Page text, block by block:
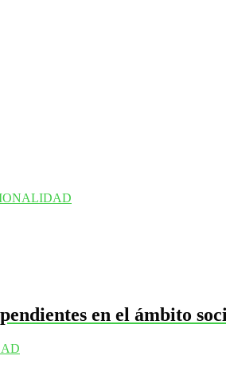
en el ámbito